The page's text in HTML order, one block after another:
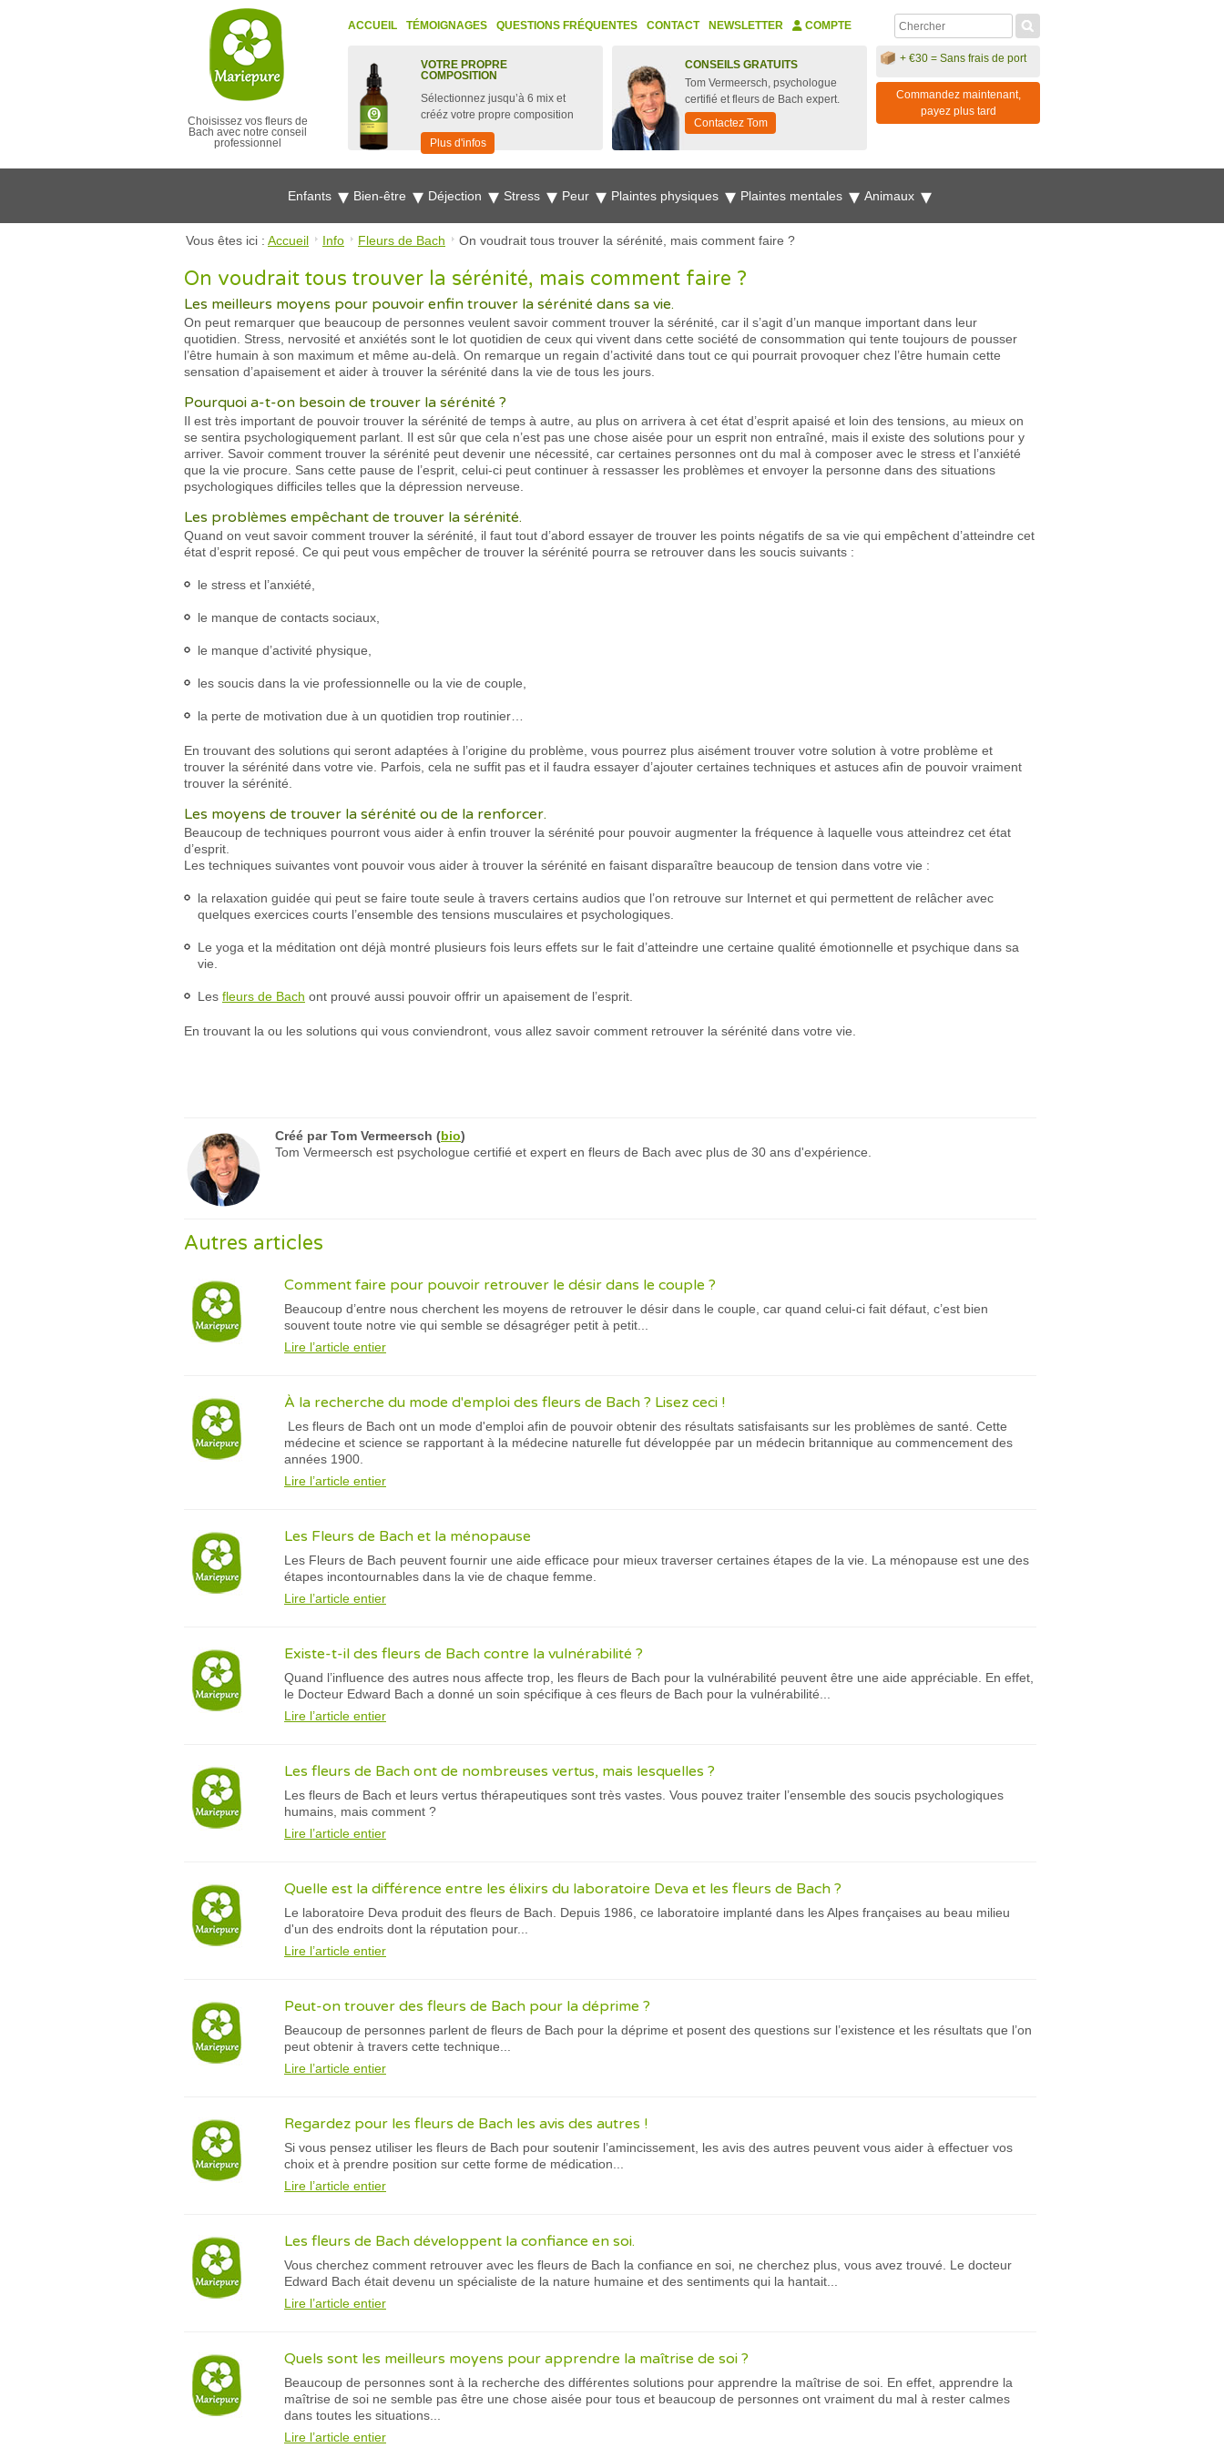
Choisissez vos fleurs de
Bach avec notre conseil
professionnel
ACCUEIL TÉMOIGNAGES QUESTIONS FRÉQUENTES CONTACT NEWSLETTER COMPTE
VOTRE PROPRE
COMPOSITION
Sélectionnez jusqu’à 6 mix et
crééz votre propre composition
Plus d'infos
CONSEILS GRATUITS
Tom Vermeersch, psychologue
certifié et fleurs de Bach expert.
Contactez Tom
+ €30 = Sans frais de port
Commandez maintenant,
payez plus tard
Enfants Bien-être Déjection Stress Peur Plaintes physiques Plaintes mentales Animaux
Vous êtes ici : Accueil Info Fleurs de Bach On voudrait tous trouver la sérénité, mais comment faire ?
On voudrait tous trouver la sérénité, mais comment faire ?
Les meilleurs moyens pour pouvoir enfin trouver la sérénité dans sa vie.
On peut remarquer que beaucoup de personnes veulent savoir comment trouver la sérénité, car il s’agit d’un manque important dans leur
quotidien. Stress, nervosité et anxiétés sont le lot quotidien de ceux qui vivent dans cette société de consommation qui tente toujours de pousser
l’être humain à son maximum et même au-delà. On remarque un regain d’activité dans tout ce qui pourrait provoquer chez l’être humain cette
sensation d’apaisement et aider à trouver la sérénité dans la vie de tous les jours.
Pourquoi a-t-on besoin de trouver la sérénité ?
Il est très important de pouvoir trouver la sérénité de temps à autre, au plus on arrivera à cet état d’esprit apaisé et loin des tensions, au mieux on
se sentira psychologiquement parlant. Il est sûr que cela n’est pas une chose aisée pour un esprit non entraîné, mais il existe des solutions pour y
arriver. Savoir comment trouver la sérénité peut devenir une nécessité, car certaines personnes ont du mal à composer avec le stress et l’anxiété
que la vie procure. Sans cette pause de l’esprit, celui-ci peut continuer à ressasser les problèmes et envoyer la personne dans des situations
psychologiques difficiles telles que la dépression nerveuse.
Les problèmes empêchant de trouver la sérénité.
Quand on veut savoir comment trouver la sérénité, il faut tout d’abord essayer de trouver les points négatifs de sa vie qui empêchent d’atteindre cet
état d’esprit reposé. Ce qui peut vous empêcher de trouver la sérénité pourra se retrouver dans les soucis suivants :
le stress et l’anxiété,
le manque de contacts sociaux,
le manque d’activité physique,
les soucis dans la vie professionnelle ou la vie de couple,
la perte de motivation due à un quotidien trop routinier…
En trouvant des solutions qui seront adaptées à l’origine du problème, vous pourrez plus aisément trouver votre solution à votre problème et
trouver la sérénité dans votre vie. Parfois, cela ne suffit pas et il faudra essayer d’ajouter certaines techniques et astuces afin de pouvoir vraiment
trouver la sérénité.
Les moyens de trouver la sérénité ou de la renforcer.
Beaucoup de techniques pourront vous aider à enfin trouver la sérénité pour pouvoir augmenter la fréquence à laquelle vous atteindrez cet état
d’esprit.
Les techniques suivantes vont pouvoir vous aider à trouver la sérénité en faisant disparaître beaucoup de tension dans votre vie :
la relaxation guidée qui peut se faire toute seule à travers certains audios que l’on retrouve sur Internet et qui permettent de relâcher avec
quelques exercices courts l’ensemble des tensions musculaires et psychologiques.
Le yoga et la méditation ont déjà montré plusieurs fois leurs effets sur le fait d’atteindre une certaine qualité émotionnelle et psychique dans sa
vie.
Les fleurs de Bach ont prouvé aussi pouvoir offrir un apaisement de l’esprit.
En trouvant la ou les solutions qui vous conviendront, vous allez savoir comment retrouver la sérénité dans votre vie.
Créé parTom Vermeersch (bio)
Tom Vermeersch est psychologue certifié et expert en fleurs de Bach avec plus de 30 ans d'expérience.
Autres articles
Comment faire pour pouvoir retrouver le désir dans le couple ?
Beaucoup d’entre nous cherchent les moyens de retrouver le désir dans le couple, car quand celui-ci fait défaut, c’est bien
souvent toute notre vie qui semble se désagréger petit à petit...
Lire l’article entier
À la recherche du mode d'emploi des fleurs de Bach ? Lisez ceci !
Les fleurs de Bach ont un mode d'emploi afin de pouvoir obtenir des résultats satisfaisants sur les problèmes de santé. Cette
médecine et science se rapportant à la médecine naturelle fut développée par un médecin britannique au commencement des
années 1900.
Lire l’article entier
Les Fleurs de Bach et la ménopause
Les Fleurs de Bach peuvent fournir une aide efficace pour mieux traverser certaines étapes de la vie. La ménopause est une des
étapes incontournables dans la vie de chaque femme.
Lire l’article entier
Existe-t-il des fleurs de Bach contre la vulnérabilité ?
Quand l’influence des autres nous affecte trop, les fleurs de Bach pour la vulnérabilité peuvent être une aide appréciable. En effet,
le Docteur Edward Bach a donné un soin spécifique à ces fleurs de Bach pour la vulnérabilité...
Lire l’article entier
Les fleurs de Bach ont de nombreuses vertus, mais lesquelles ?
Les fleurs de Bach et leurs vertus thérapeutiques sont très vastes. Vous pouvez traiter l’ensemble des soucis psychologiques
humains, mais comment ?
Lire l’article entier
Quelle est la différence entre les élixirs du laboratoire Deva et les fleurs de Bach ?
Le laboratoire Deva produit des fleurs de Bach. Depuis 1986, ce laboratoire implanté dans les Alpes françaises au beau milieu
d'un des endroits dont la réputation pour...
Lire l’article entier
Peut-on trouver des fleurs de Bach pour la déprime ?
Beaucoup de personnes parlent de fleurs de Bach pour la déprime et posent des questions sur l’existence et les résultats que l’on
peut obtenir à travers cette technique...
Lire l’article entier
Regardez pour les fleurs de Bach les avis des autres !
Si vous pensez utiliser les fleurs de Bach pour soutenir l’amincissement, les avis des autres peuvent vous aider à effectuer vos
choix et à prendre position sur cette forme de médication...
Lire l’article entier
Les fleurs de Bach développent la confiance en soi.
Vous cherchez comment retrouver avec les fleurs de Bach la confiance en soi, ne cherchez plus, vous avez trouvé. Le docteur
Edward Bach était devenu un spécialiste de la nature humaine et des sentiments qui la hantait...
Lire l’article entier
Quels sont les meilleurs moyens pour apprendre la maîtrise de soi ?
Beaucoup de personnes sont à la recherche des différentes solutions pour apprendre la maîtrise de soi. En effet, apprendre la
maîtrise de soi ne semble pas être une chose aisée pour tous et beaucoup de personnes ont vraiment du mal à rester calmes
dans toutes les situations...
Lire l’article entier